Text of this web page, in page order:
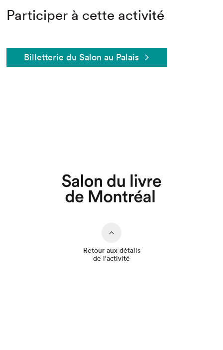
Participer à cette activité
Billetterie du Salon au Palais
Retour aux détails
de l'activité